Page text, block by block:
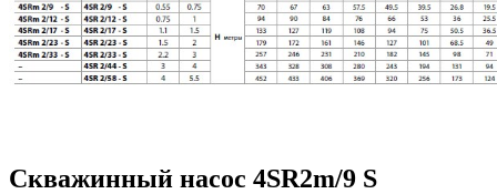
Скважинный насос 4SR2m/9 S